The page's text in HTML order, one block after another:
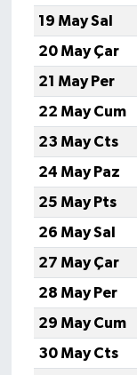
19 May Sal
20 May Çar
21 May Per
22 May Cum
23 May Cts
24 May Paz
25 May Pts
26 May Sal
27 May Çar
28 May Per
29 May Cum
30 May Cts